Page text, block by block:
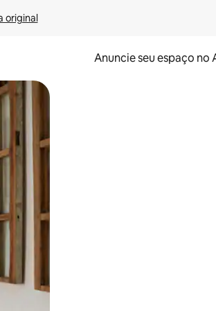
original
Anuncie seu espaço no
o dedo na tela.